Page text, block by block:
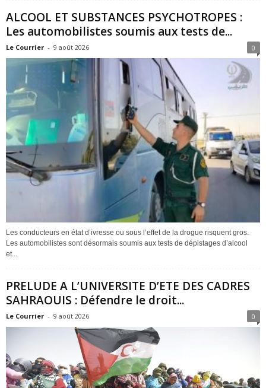
ALCOOL ET SUBSTANCES PSYCHOTROPES :
Les automobilistes soumis aux tests de...
Le Courrier - 9 août 2026 0
Les conducteurs en état d’ivresse ou sous l’effet de la drogue risquent gros.
Les automobilistes sont désormais soumis aux tests de dépistages d’alcool
et...
PRELUDE A L’UNIVERSITE D’ETE DES CADRES
SAHRAOUIS : Défendre le droit...
Le Courrier - 9 août 2026 0